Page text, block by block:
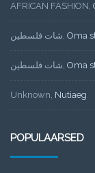
AFRICAN FASHION,
شات فلسطين, Oma
شات فلسطين, Oma
Unknown, Nutiaeg
POPULAARSED